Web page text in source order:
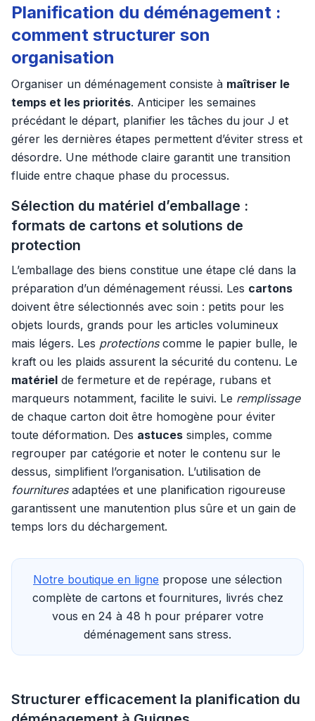
Planification du déménagement :
comment structurer son
organisation
Organiser un déménagement consiste à maîtriser le
temps et les priorités. Anticiper les semaines
précédant le départ, planifier les tâches du jour J et
gérer les dernières étapes permettent d’éviter stress et
désordre. Une méthode claire garantit une transition
fluide entre chaque phase du processus.
Sélection du matériel d’emballage :
formats de cartons et solutions de
protection
L’emballage des biens constitue une étape clé dans la
préparation d’un déménagement réussi. Les cartons
doivent être sélectionnés avec soin : petits pour les
objets lourds, grands pour les articles volumineux
mais légers. Les protectionscomme le papier bulle, le
kraft ou les plaids assurent la sécurité du contenu. Le
matériel de fermeture et de repérage, rubans et
marqueurs notamment, facilite le suivi. Le remplissage
de chaque carton doit être homogène pour éviter
toute déformation. Des astuces simples, comme
regrouper par catégorie et noter le contenu sur le
dessus, simplifient l’organisation. L’utilisation de
fournituresadaptées et une planification rigoureuse
garantissent une manutention plus sûre et un gain de
temps lors du déchargement.
Notre boutique en ligne propose une sélection
complète de cartons et fournitures, livrés chez
vous en 24 à 48 h pour préparer votre
déménagement sans stress.
Structurer efficacement la planification du